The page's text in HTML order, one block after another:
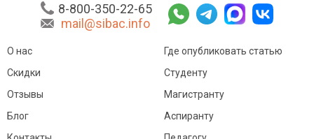
8-800-350-22-65
mail@sibac.info
О нас
Скидки
Отзывы
Блог
Где опубликовать статью
Студенту
Магистранту
Аспиранту